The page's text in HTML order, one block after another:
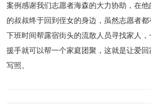
案例感谢我们志愿者海森的大力协助，在
的叔叔终于回到侄女的身边，虽然志愿者
下班时间帮露宿街头的流散人员寻找家人
援手就可以帮一个家庭团聚，这就是让爱
写照。